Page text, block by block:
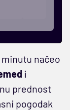
načeo
i
prednost
pogodak